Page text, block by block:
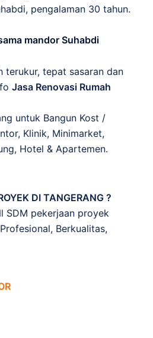
pengalaman 30 tahun.
mandor Suhabdi
terukur, tepat sasaran dan
Jasa Renovasi Rumah
untuk Bangun Kost /
Klinik, Minimarket,
Hotel & Apartemen.
DI TANGERANG ?
SDM pekerjaan proyek
Berkualitas,